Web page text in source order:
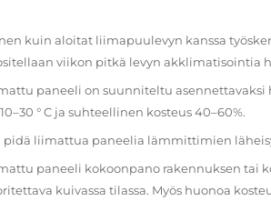
kuin aloitat liimapuulevyn kanssa
viikon pitkä levyn akklimatisointia
paneeli on suunniteltu
° C ja suhteellinen kosteus 40–60%.
pidä liimattua paneelia lämmittimien
paneeli kokoonpano rakennuksen tai
kuivassa tilassa. Myös huonoa